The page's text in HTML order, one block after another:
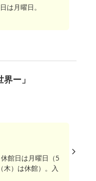
は月曜日。
ー」
館日は月曜日（5
木）は休館）。入